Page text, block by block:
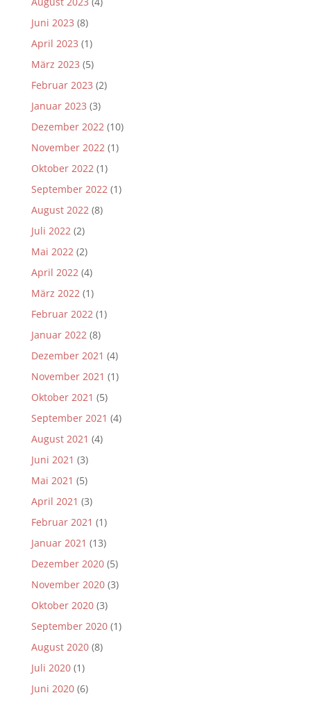
Juni 2023 (8)
April 2023 (1)
März 2023 (5)
Februar 2023 (2)
Januar 2023 (3)
Dezember 2022(10)
November 2022(1)
Oktober 2022(1)
September 2022(1)
August 2022(8)
Juli 2022(2)
Mai 2022(2)
April 2022(4)
März 2022(1)
Februar 2022(1)
Januar 2022(8)
Dezember 2021 (4)
November 2021 (1)
Oktober 2021 (5)
September 2021 (4)
August 2021 (4)
Juni 2021 (3)
Mai 2021 (5)
April 2021 (3)
Februar 2021 (1)
Januar 2021 (13)
Dezember 2020(5)
November 2020(3)
Oktober 2020(3)
September 2020(1)
August 2020(8)
Juli 2020(1)
Juni 2020(6)